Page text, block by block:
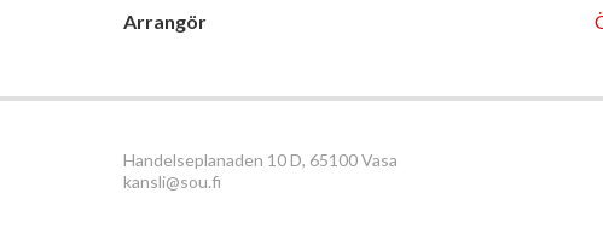
Arrangör
Handelseplanaden 10 D, 65100 Vasa
kansli@sou.fi